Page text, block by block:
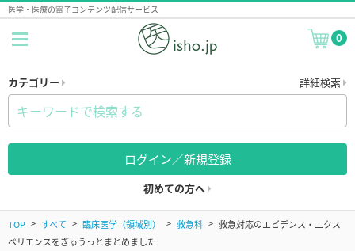
医学・医療の電子コンテンツ配信サービス
0
カテゴリー 詳細検索
ログイン／新規登録
初めての方へ
TOP すべて 臨床医学（領域別） 救急科
救急対応のエビデンス・エクス
ペリエンスをぎゅうっとまとめました